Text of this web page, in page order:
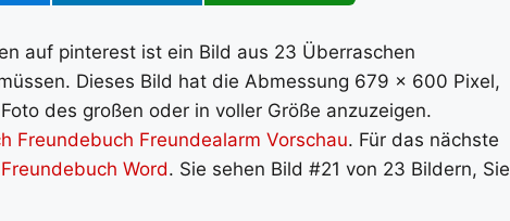
auf pinterest ist ein Bild aus 23 Überraschen
Dieses Bild hat die Abmessung 679 x 600 Pixel,
des großen oder in voller Größe anzuzeigen.
Freundebuch Freundealarm Vorschau. Für das nächste
Word. Sie sehen Bild #21 von 23 Bildern, Sie